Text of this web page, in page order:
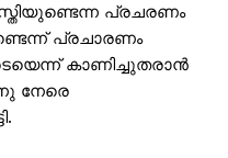
പ്രചരണം
പ്രചാരണം
കാണിച്ചുതരാൻ
നേരെ